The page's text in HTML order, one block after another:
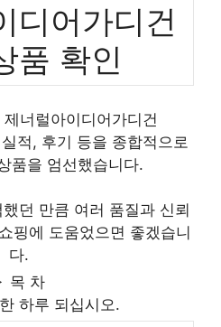
디어가디건
품 확인
너럴아이디어가디건
적, 후기 등을 종합적으로
품을 엄선했습니다.
던 만큼 여러 품질과 신뢰
핑에 도움었으면 좋겠습니
다.
목 차
하루 되십시오.